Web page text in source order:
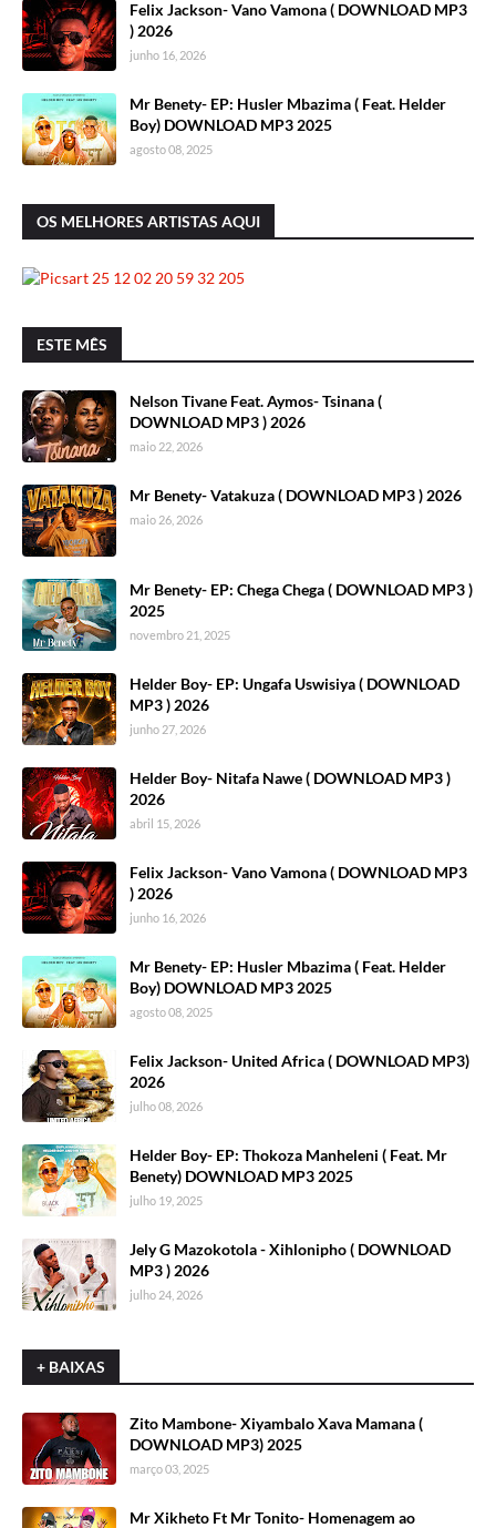
Felix Jackson- Vano Vamona ( DOWNLOAD MP3
) 2026
junho 16, 2026
Mr Benety- EP: Husler Mbazima ( Feat. Helder
Boy) DOWNLOAD MP3 2025
agosto 08, 2025
OS MELHORES ARTISTAS AQUI
ESTE MÊS
Nelson Tivane Feat. Aymos- Tsinana (
DOWNLOAD MP3 ) 2026
maio 22, 2026
Mr Benety- Vatakuza ( DOWNLOAD MP3 ) 2026
maio 26, 2026
Mr Benety- EP: Chega Chega ( DOWNLOAD MP3 )
2025
novembro 21, 2025
Helder Boy- EP: Ungafa Uswisiya ( DOWNLOAD
MP3 ) 2026
junho 27, 2026
Helder Boy- Nitafa Nawe ( DOWNLOAD MP3 )
2026
abril 15, 2026
Felix Jackson- Vano Vamona ( DOWNLOAD MP3
) 2026
junho 16, 2026
Mr Benety- EP: Husler Mbazima ( Feat. Helder
Boy) DOWNLOAD MP3 2025
agosto 08, 2025
Felix Jackson- United Africa ( DOWNLOAD MP3)
2026
julho 08, 2026
Helder Boy- EP: Thokoza Manheleni ( Feat. Mr
Benety) DOWNLOAD MP3 2025
julho 19, 2025
Jely G Mazokotola - Xihlonipho ( DOWNLOAD
MP3 ) 2026
julho 24, 2026
+ BAIXAS
Zito Mambone- Xiyambalo Xava Mamana (
DOWNLOAD MP3) 2025
março 03, 2025
Mr Xikheto Ft Mr Tonito- Homenagem ao